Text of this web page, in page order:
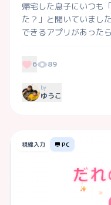
帰宅した息子にいつも
た？」と聞いていまし
できるアプリがあった
6 89
by
ゆうこ
視線入力 PC